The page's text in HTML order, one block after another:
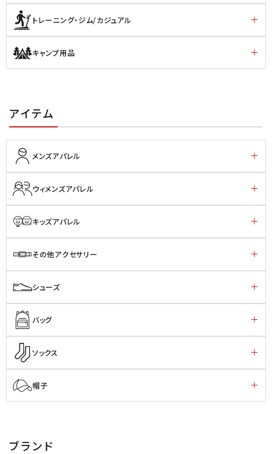
トレーニング・ジム/カジュアル
キャンプ用品
アイテム
メンズアパレル
ウィメンズアパレル
キッズアパレル
その他アクセサリー
シューズ
バッグ
ソックス
帽子
ブランド